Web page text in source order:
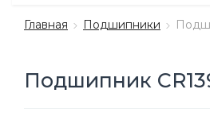
Главная Подшипники
Подшипник